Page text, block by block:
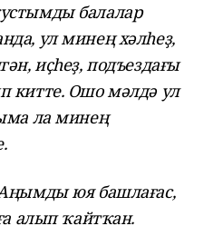
балалар
ул минең хәлһеҙ,
иҫһеҙ, подъездағы
китте. Ошо мәлдә ул
ла минең
юя башлағас,
алып ҡайтҡан.